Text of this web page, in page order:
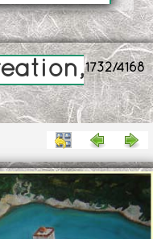
1732/4168